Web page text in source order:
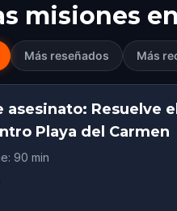
misiones en
Más reseñados Más
Resuelve el
Playa del Carmen
90 min